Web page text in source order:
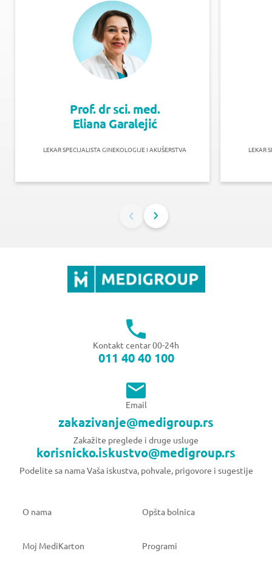
Prof. dr sci. med.
Eliana Garalejić
LEKAR SPECIJALISTA GINEKOLOGIJE I AKUŠERSTVA LEKAR
Kontakt centar 00-24h
011 40 40 100
Email
zakazivanje@medigroup.rs
Zakažite preglede i druge usluge
korisnicko.iskustvo@medigroup.rs
Podelite sa nama Vaša iskustva, pohvale, prigovore i sugestije
O nama Opšta bolnica
Moj MediKarton Programi